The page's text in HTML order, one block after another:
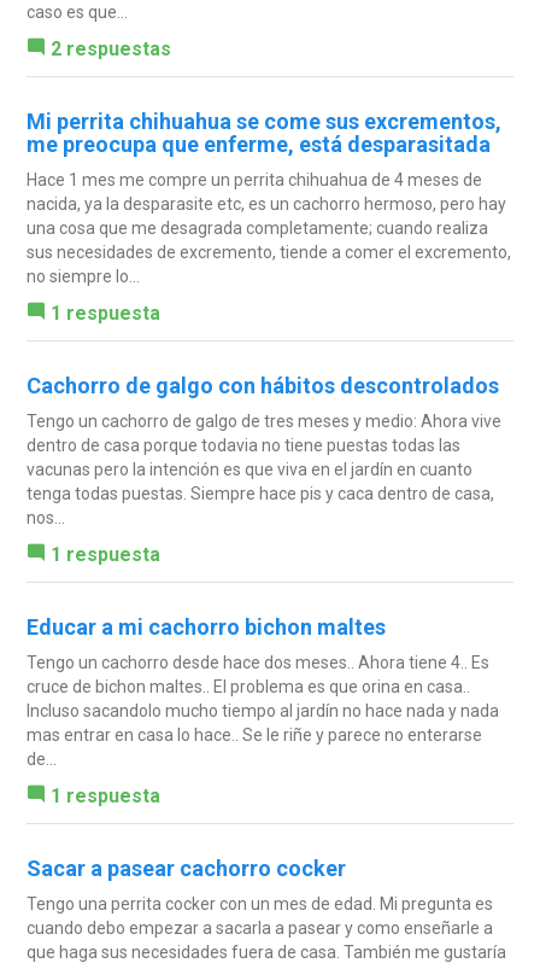
caso es que...
2 respuestas
Mi perrita chihuahua se come sus excrementos,
me preocupa que enferme, está desparasitada
Hace 1 mes me compre un perrita chihuahua de 4 meses de
nacida, ya la desparasite etc, es un cachorro hermoso, pero hay
una cosa que me desagrada completamente; cuando realiza
sus necesidades de excremento, tiende a comer el excremento,
no siempre lo...
1 respuesta
Cachorro de galgo con hábitos descontrolados
Tengo un cachorro de galgo de tres meses y medio: Ahora vive
dentro de casa porque todavia no tiene puestas todas las
vacunas pero la intención es que viva en el jardín en cuanto
tenga todas puestas. Siempre hace pis y caca dentro de casa,
nos...
1 respuesta
Educar a mi cachorro bichon maltes
Tengo un cachorro desde hace dos meses.. Ahora tiene 4.. Es
cruce de bichon maltes.. El problema es que orina en casa..
Incluso sacandolo mucho tiempo al jardín no hace nada y nada
mas entrar en casa lo hace.. Se le riñe y parece no enterarse
de...
1 respuesta
Sacar a pasear cachorro cocker
Tengo una perrita cocker con un mes de edad. Mi pregunta es
cuando debo empezar a sacarla a pasear y como enseñarle a
que haga sus necesidades fuera de casa. También me gustaría